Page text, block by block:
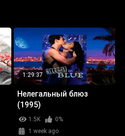
1:29:37
Нелегальный блюз
(1995)
1.5K
0%
1 week ago